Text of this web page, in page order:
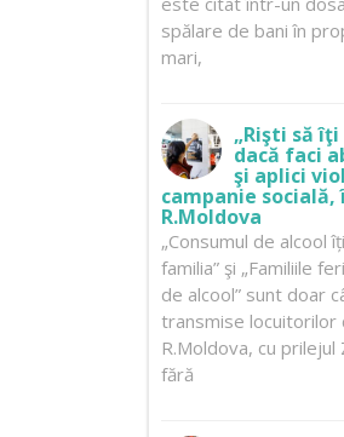
spălare de bani în
mari,
„Rişti să
dacă faci
şi aplici
campanie socială,
R.Moldova
„Consumul de alcool
familia” şi „Familiile
de alcool” sunt doar
transmise locuitorilor
R.Moldova, cu prilejul
fără